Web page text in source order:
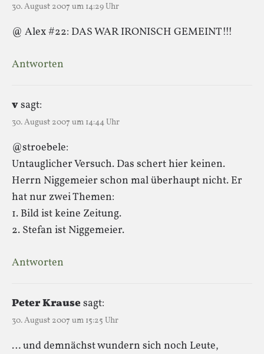
30. August 2007 um 14:29 Uhr
@ Alex #22: DAS WAR IRONISCH GEMEINT!!!
Antworten
vsagt:
30. August 2007 um 14:44 Uhr
@stroebele:
Untauglicher Versuch. Das schert hier keinen.
Herrn Niggemeier schon mal überhaupt nicht. Er
hat nur zwei Themen:
1. Bild ist keine Zeitung.
2. Stefan ist Niggemeier.
Antworten
Peter Krausesagt:
30. August 2007 um 15:25 Uhr
… und demnächst wundern sich noch Leute,